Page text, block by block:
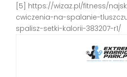
[5] https://wizaz.pl/fitness/
cwiczenia-na-spalanie-
spalisz-setki-kalorii-383207-r1/